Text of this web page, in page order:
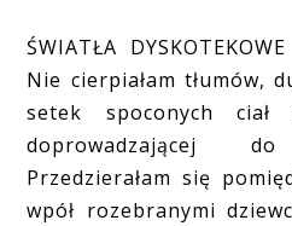
ŚWIATŁA
Nie cierpiałam tłumów,
setek spoconych ciał
doprowadzającej
Przedzierałam się
wpół rozebranymi